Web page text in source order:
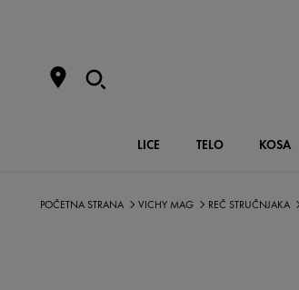
LICE TELO KOSA
POČETNA STRANA VICHY MAG REČ STRUČNJAKA